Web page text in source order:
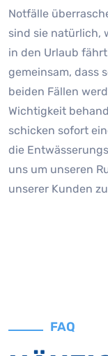
Notfälle
sind sie natürlich,
in den Urlaub
gemeinsam, dass
beiden Fällen
Wichtigkeit
schicken sofort
die
uns um unseren
unserer Kunden
FAQ